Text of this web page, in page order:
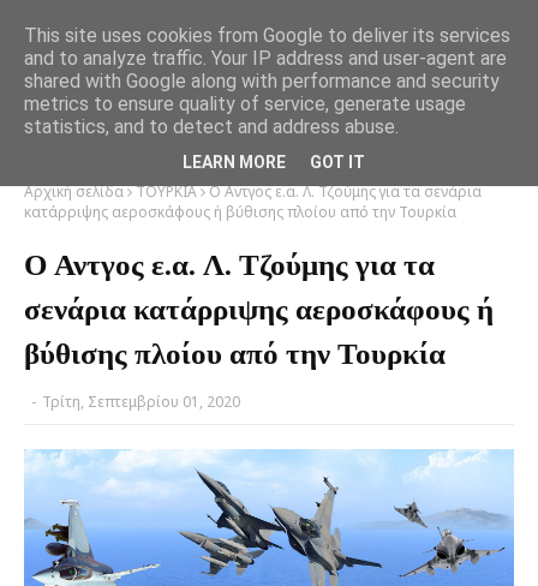
Αρχική σελίδα ΤΟΥΡΚΙΑ Ο Αντγος ε.α. Λ. Τζούμης για τα σενάρια
κατάρριψης αεροσκάφους ή βύθισης πλοίου από την Τουρκία
Ο Αντγος ε.α. Λ. Τζούμης για τα
σενάρια κατάρριψης αεροσκάφους ή
βύθισης πλοίου από την Τουρκία
- Τρίτη, Σεπτεμβρίου 01, 2020
This site uses cookies from Google to deliver its services
and to analyze traffic. Your IP address and user-agent are
shared with Google along with performance and security
metrics to ensure quality of service, generate usage
statistics, and to detect and address abuse.
LEARN MORE GOT IT